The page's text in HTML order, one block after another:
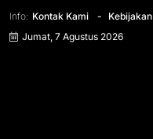
Info: Kontak Kami Kebijakan
Jumat, 7 Agustus 2026